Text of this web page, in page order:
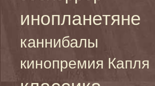
инопланетяне
каннибалы
кинопремия Капля